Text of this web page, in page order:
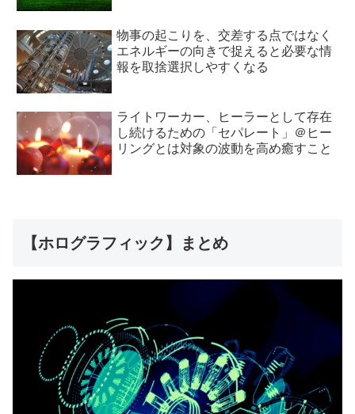
物事の起こりを、交差する点ではなく
エネルギーの向きで捉えると必要な情
報を取捨選択しやすくなる
ライトワーカー、ヒーラーとして存在
し続けるための「セパレート」＠ヒー
リングとは対象の波動を高め癒すこと
【ホログラフィック】まとめ